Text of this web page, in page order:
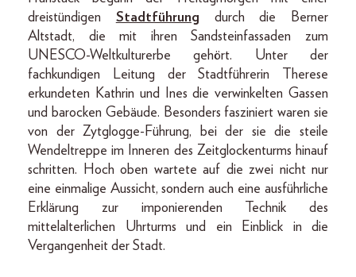
dreistündigen Stadtführung durch die Berner
Altstadt, die mit ihren Sandsteinfassaden zum
UNESCO-Weltkulturerbe gehört. Unter der
fachkundigen Leitung der Stadtführerin Therese
erkundeten Kathrin und Ines die verwinkelten Gassen
und barocken Gebäude. Besonders fasziniert waren sie
von der Zytglogge-Führung, bei der sie die steile
Wendeltreppe im Inneren des Zeitglockenturms hinauf
schritten. Hoch oben wartete auf die zwei nicht nur
eine einmalige Aussicht, sondern auch eine ausführliche
Erklärung zur imponierenden Technik des
mittelalterlichen Uhrturms und ein Einblick in die
Vergangenheit der Stadt.